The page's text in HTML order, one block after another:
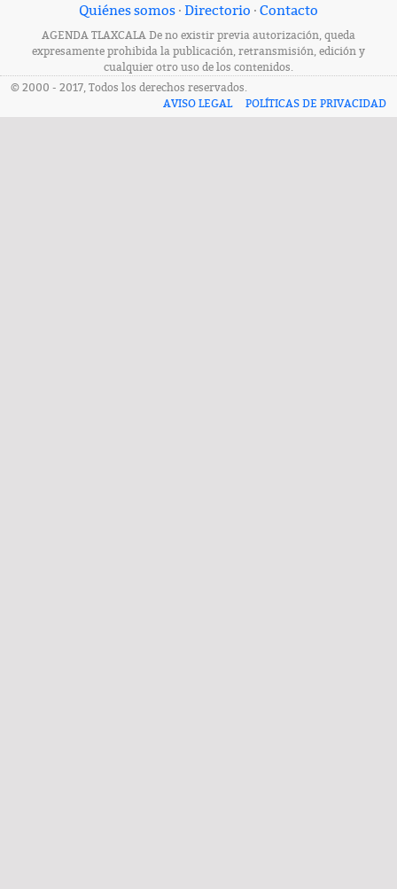
Quiénes somos · Directorio · Contacto
AGENDA TLAXCALA De no existir previa autorización, queda
expresamente prohibida la publicación, retransmisión, edición y
cualquier otro uso de los contenidos.
© 2000 - 2017, Todos los derechos reservados.
AVISO LEGAL
POLÍTICAS DE PRIVACIDAD